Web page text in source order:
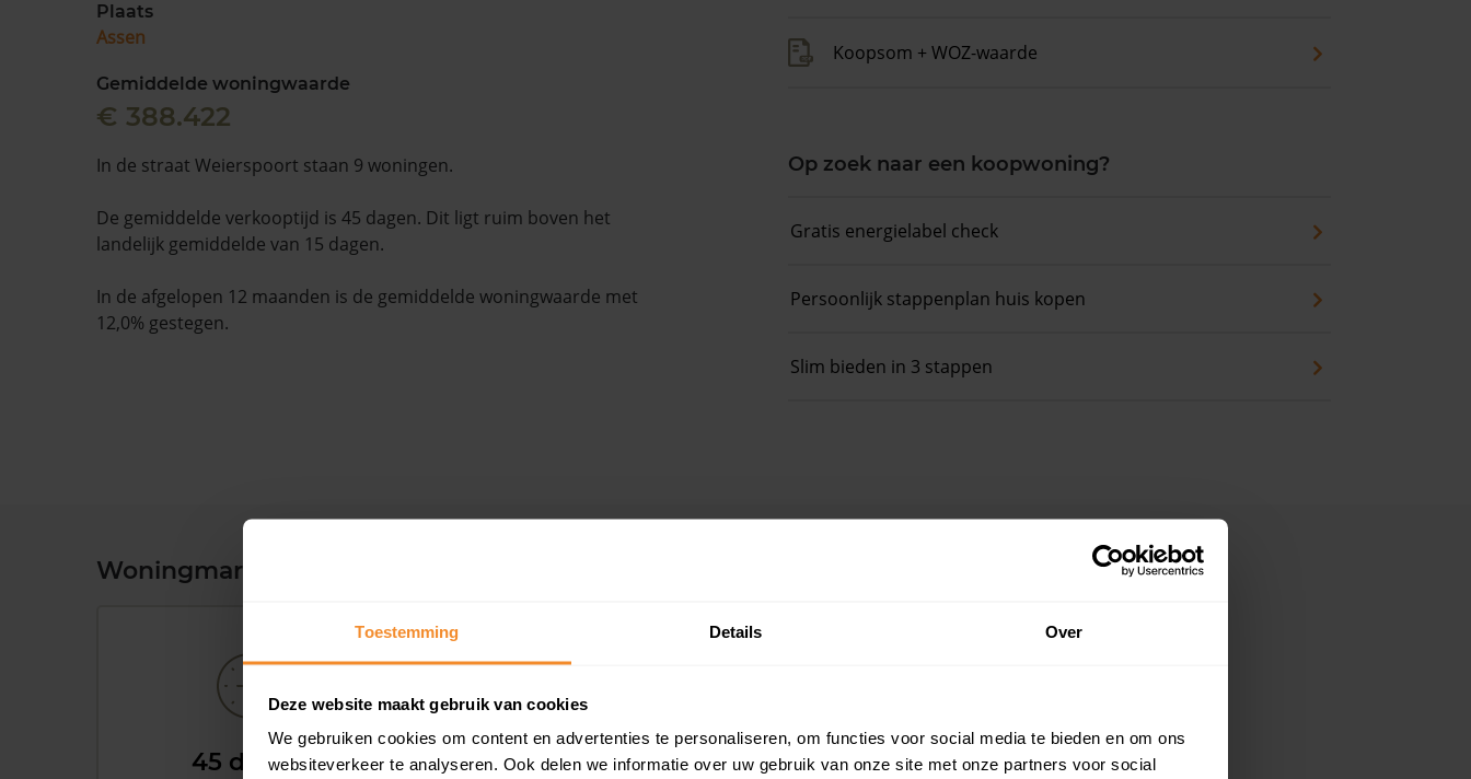
Toestemming Details Over
Deze website maakt gebruik van cookies
We gebruiken cookies om content en advertenties te personaliseren, om functies voor social media te bieden en om ons
websiteverkeer te analyseren. Ook delen we informatie over uw gebruik van onze site met onze partners voor social
Plaats
Assen
Gemiddelde woningwaarde
€ 388.422
In de straat Weierspoort staan 9 woningen.
De gemiddelde verkooptijd is 45 dagen. Dit ligt ruim boven het
landelijk gemiddelde van 15 dagen.
In de afgelopen 12 maanden is de gemiddelde woningwaarde met
12,0% gestegen.
Koopsom + WOZ-waarde
Op zoek naar een koopwoning?
Gratis energielabel check
Persoonlijk stappenplan huis kopen
Slim bieden in 3 stappen
Woningmarkt en woningwaarde
45 dagen